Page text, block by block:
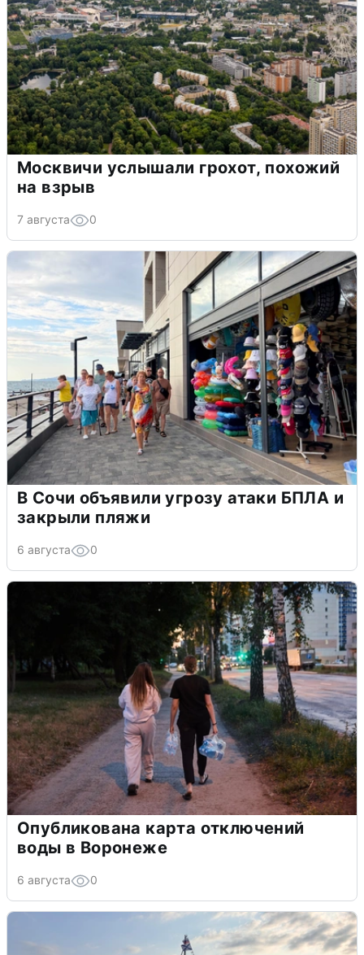
Москвичи услышали грохот, похожий
на взрыв
7 августа 0
В Сочи объявили угрозу атаки БПЛА и
закрыли пляжи
6 августа 0
Опубликована карта отключений
воды в Воронеже
6 августа 0